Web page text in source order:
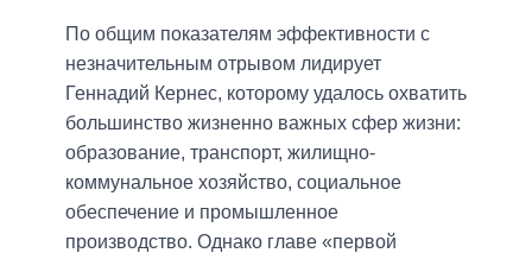
По общим показателям эффективности с
незначительным отрывом лидирует
Геннадий Кернес, которому удалось охватить
большинство жизненно важных сфер жизни:
образование, транспорт, жилищно-
коммунальное хозяйство, социальное
обеспечение и промышленное
производство. Однако главе «первой